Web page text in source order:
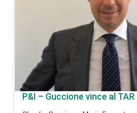
P&I – Guccione vince al